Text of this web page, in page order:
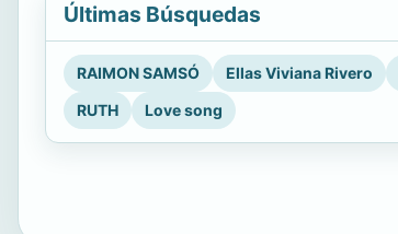
Últimas Búsquedas
RAIMON SAMSÓ Ellas Viviana Rivero
RUTH
Love song